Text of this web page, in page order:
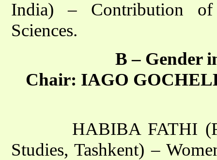
India) – Contribution
Sciences.
B – Gender
Chair: IAGO
HABIBA FATHI
Studies, Tashkent) –